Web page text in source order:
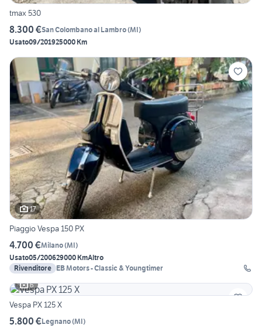
tmax 530
8.300 €San Colombano al Lambro(MI)
Usato09/201925000 Km
17
Piaggio Vespa 150 PX
4.700 €Milano(MI)
Usato05/200629000 KmAltro
Rivenditore EB Motors - Classic & Youngtimer
6
Vespa PX 125 X
5.800 €Legnano(MI)